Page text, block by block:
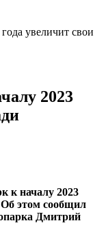
увеличит свои
2023
к началу 2023
этом сообщил
Дмитрий